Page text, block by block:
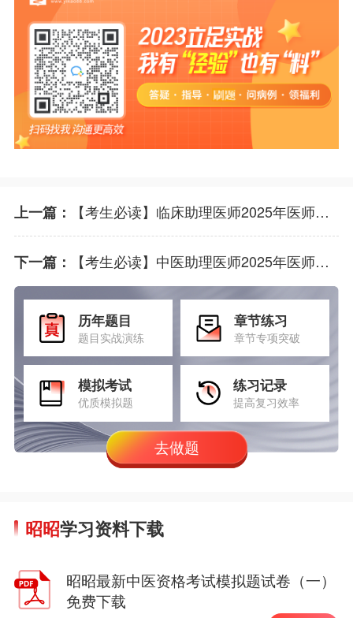
上一篇： 【考生必读】临床助理医师2025年医师资格考试“一年两试”二试考试有几种成绩查询渠道？
下一篇： 【考生必读】中医助理医师2025年医师资格考试“一年两试”二试考试成绩查询官网是什么？
历年题目
题目实战演练
章节练习
章节专项突破
模拟考试
优质模拟题
练习记录
提高复习效率
去做题
昭昭学习资料下载
昭昭最新中医资格考试模拟题试卷（一）
免费下载